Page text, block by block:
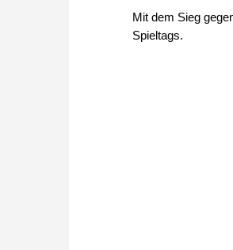
Mit dem Sieg
Spieltags.